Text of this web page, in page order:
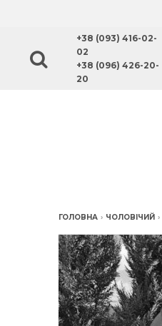
+38 (093) 416-02-
02
+38 (096) 426-20-
20
ГОЛОВНА › ЧОЛОВІЧИЙ ›